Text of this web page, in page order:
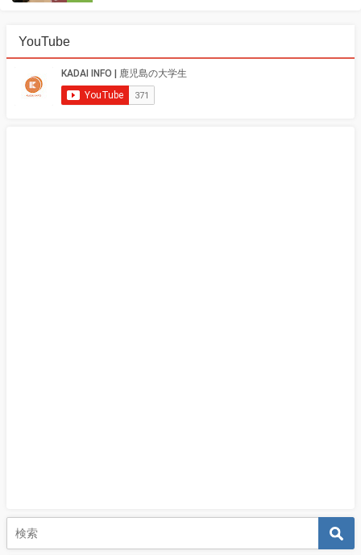
YouTube